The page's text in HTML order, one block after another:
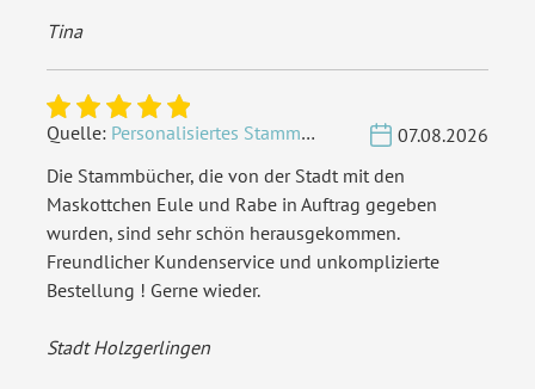
Tina
Quelle: Personalisiertes Stammbuch - Eigene Gravurdatei hochladen
07.08.2026
Die Stammbücher, die von der Stadt mit den
Maskottchen Eule und Rabe in Auftrag gegeben
wurden, sind sehr schön herausgekommen.
Freundlicher Kundenservice und unkomplizierte
Bestellung ! Gerne wieder.
Stadt Holzgerlingen